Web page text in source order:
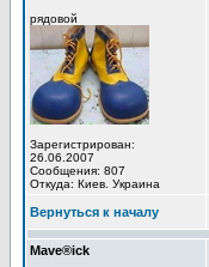
рядовой
Зарегистрирован:
26.06.2007
Сообщения: 807
Откуда: Киев. Украина
Вернуться к началу
Mave®ick